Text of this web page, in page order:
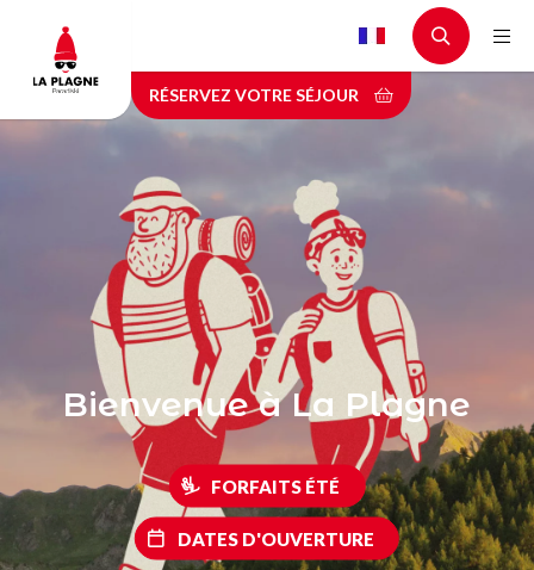
contenu
principal
RÉSERVEZ VOTRE SÉJOUR
Bienvenue à La Plagne
FORFAITS ÉTÉ
DATES D'OUVERTURE